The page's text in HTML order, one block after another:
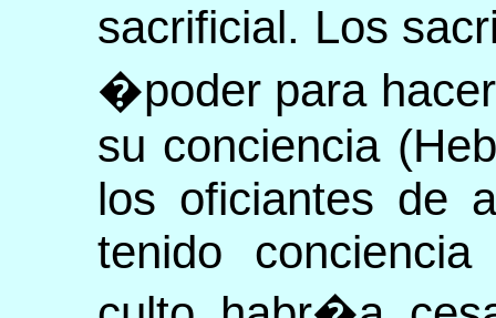
sacrificial. Los
�poder para
su conciencia
los oficiantes de
tenido